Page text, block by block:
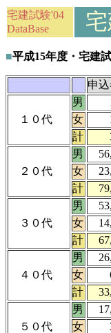
宅建試験'04
DataBase
■平成15年度・宅
申
１０代
男
女
計
２０代
男
女
計
３０代
男
女
計
４０代
男
女
計
５０代
男
女